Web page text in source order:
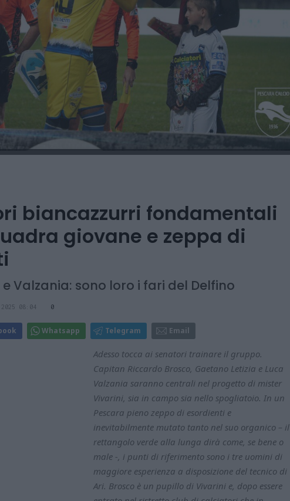
biancazzurri fondamentali
giovane e zeppa di
e Valzania: sono loro i fari del Delfino
08:04 0
Whatsapp Telegram Email
Adesso tocca ai senatori trainare il gruppo.
Capitan Riccardo Brosco, Gaetano Letizia e Luca
Valzania saranno centrali nel progetto di mister
Vivarini, sia in campo sia nello spogliatoio. In un
Pescara pieno zeppo di esordienti e
inevitabilmente mutato tanto nel suo organico – il
rettangolo verde alla lunga dirà come, se bene o
male -, i punti di riferimento sono i tre uomini di
maggiore esperienza a disposizione del tecnico di
Ari. Brosco è un pupillo di Vivarini e, dopo essere